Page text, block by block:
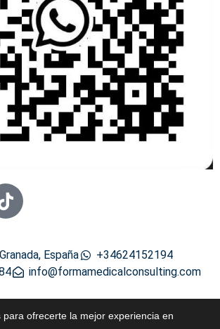
España
+34624152194
info@formamedicalconsulting.com
para ofrecerte la mejor experiencia en